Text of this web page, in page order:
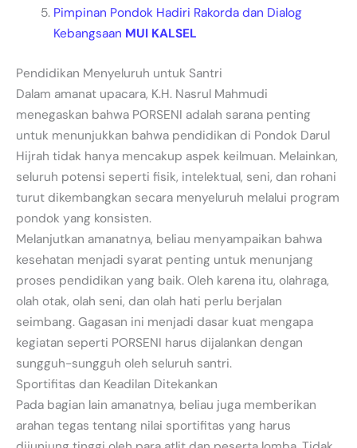
Pimpinan Pondok Hadiri Rakorda dan Dialog
Kebangsaan MUI KALSEL
Pendidikan Menyeluruh untuk Santri
Dalam amanat upacara, K.H. Nasrul Mahmudi
menegaskan bahwa PORSENI adalah sarana penting
untuk menunjukkan bahwa pendidikan di Pondok Darul
Hijrah tidak hanya mencakup aspek keilmuan. Melainkan,
seluruh potensi seperti fisik, intelektual, seni, dan rohani
turut dikembangkan secara menyeluruh melalui program
pondok yang konsisten.
Melanjutkan amanatnya, beliau menyampaikan bahwa
kesehatan menjadi syarat penting untuk menunjang
proses pendidikan yang baik. Oleh karena itu, olahraga,
olah otak, olah seni, dan olah hati perlu berjalan
seimbang. Gagasan ini menjadi dasar kuat mengapa
kegiatan seperti PORSENI harus dijalankan dengan
sungguh-sungguh oleh seluruh santri.
Sportifitas dan Keadilan Ditekankan
Pada bagian lain amanatnya, beliau juga memberikan
arahan tegas tentang nilai sportifitas yang harus